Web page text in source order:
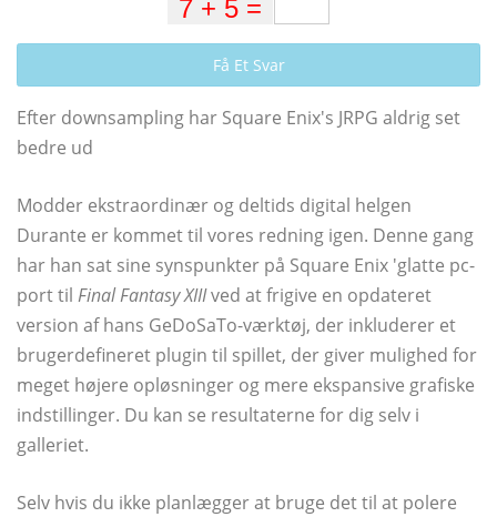
Få Et Svar
Efter downsampling har Square Enix's JRPG aldrig set
bedre ud
Modder ekstraordinær og deltids digital helgen
Durante er kommet til vores redning igen. Denne gang
har han sat sine synspunkter på Square Enix 'glatte pc-
port til Final Fantasy XIIIved at frigive en opdateret
version af hans GeDoSaTo-værktøj, der inkluderer et
brugerdefineret plugin til spillet, der giver mulighed for
meget højere opløsninger og mere ekspansive grafiske
indstillinger. Du kan se resultaterne for dig selv i
galleriet.
Selv hvis du ikke planlægger at bruge det til at polere